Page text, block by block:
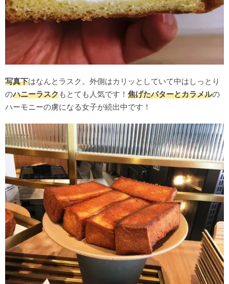
写真下はなんとラスク。外側はカリッとしていて中はしっとり
のハニーラスクもとても人気です！ 焦げたバターとカラメルの
ハーモニーの虜になる女子が続出中です！